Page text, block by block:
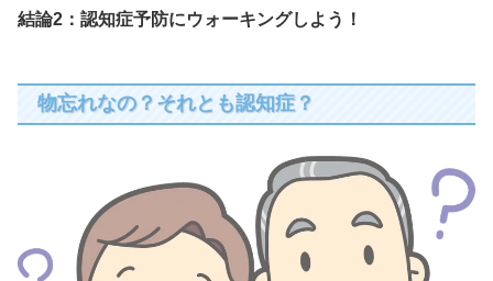
結論2：認知症予防にウォーキングしよう！
物忘れなの？それとも認知症？